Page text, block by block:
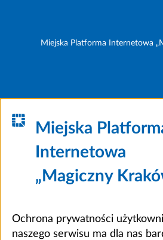
Miejska Platforma Internetowa
Miejska
Internetowa
„Magiczny
Ochrona prywatności
naszego serwisu ma dla nas